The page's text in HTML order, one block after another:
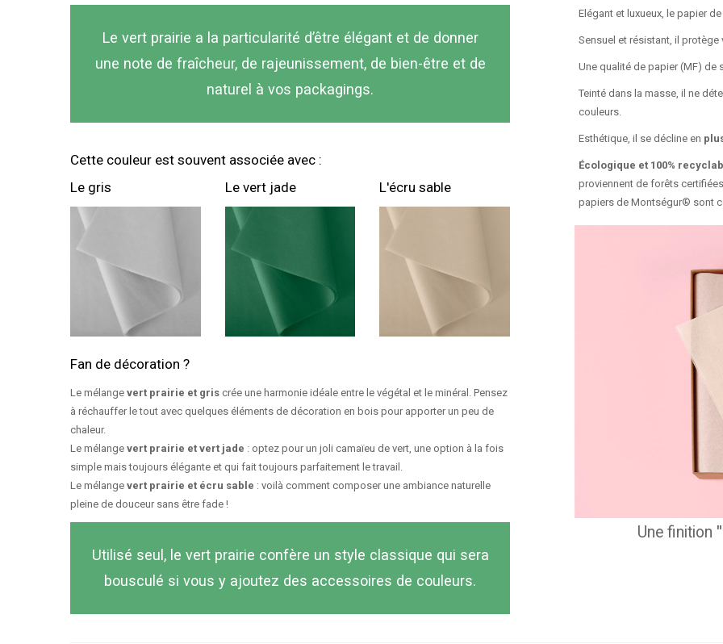
Le vert prairie a la particularité d’être élégant et de donner
une note de fraîcheur, de rajeunissement, de bien-être et de
naturel à vos packagings.
Cette couleur est souvent associée avec :
Le gris
Le vert jade L'écru sable
Fan de décoration ?
Le mélange vert prairie et gris crée une harmonie idéale entre le végétal et le minéral. Pensez
à réchauffer le tout avec quelques éléments de décoration en bois pour apporter un peu de
chaleur.
Le mélange vert prairie et vert jade : optez pour un joli camaïeu de vert, une option à la fois
simple mais toujours élégante et qui fait toujours parfaitement le travail.
Le mélange vert prairie et écru sable : voilà comment composer une ambiance naturelle
pleine de douceur sans être fade !
Utilisé seul, le vert prairie confère un style classique qui sera
bousculé si vous y ajoutez des accessoires de couleurs.
Elégant et luxueux, le papier
Sensuel et résistant, il
Une qualité de papier (MF) de
Teinté dans la masse, il ne
couleurs.
Esthétique, il se décline en
Écologique et 100%
proviennent de forêts
papiers de Montségur® sont
Une finition